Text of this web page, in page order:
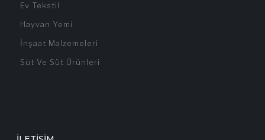
Ev Tekstil
Hayvan Yemi
İnşaat Malzemeleri
Süt Ve Süt Ürünleri